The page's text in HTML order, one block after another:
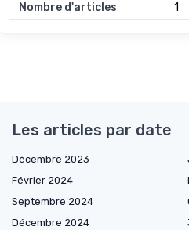
Nombre d'articles 1
Les articles par date
Décembre 2023
Février 2024
Septembre 2024
Décembre 2024